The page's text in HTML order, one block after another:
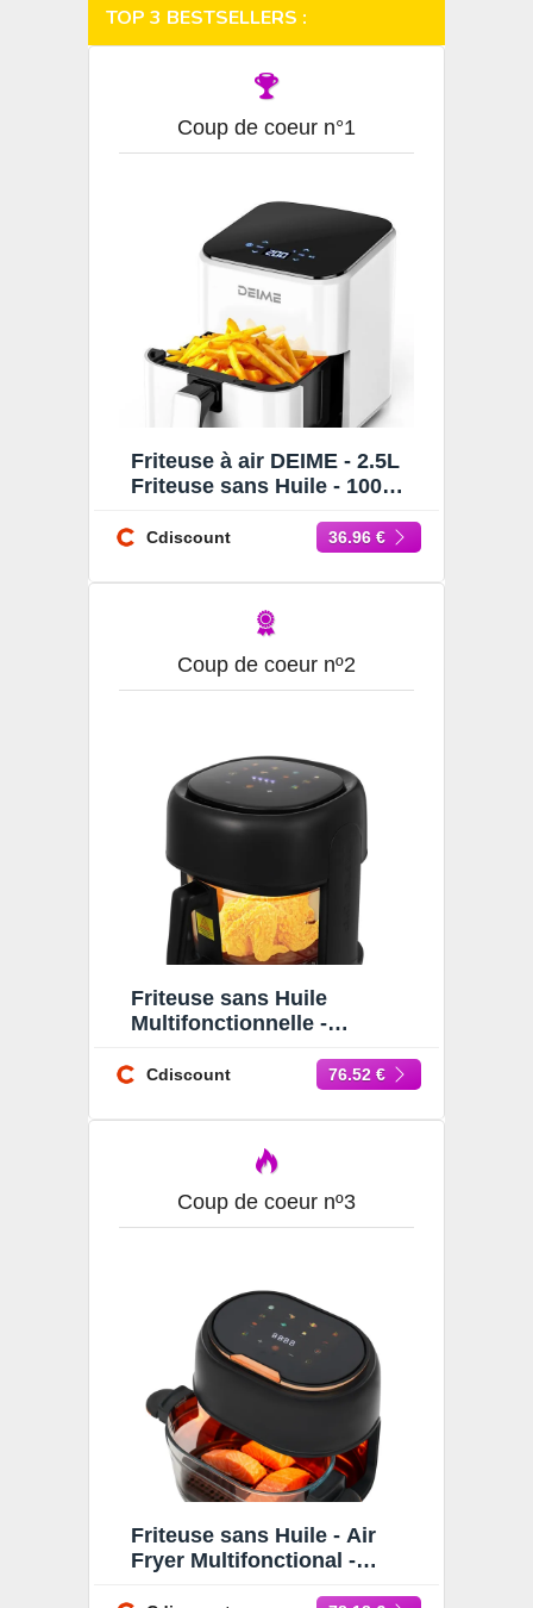
TOP 3 BESTSELLERS :
Coup de coeur n°1
Friteuse à air DEIME - 2.5L
Friteuse sans Huile - 1000W
Temps Réglable
Cdiscount 36.96 €
Coup de coeur nº2
Friteuse sans Huile
Multifonctionnelle -
Friteuse sans Huile 80-190
Cdiscount 76.52 €
Coup de coeur nº3
Friteuse sans Huile - Air
Fryer Multifonctional -